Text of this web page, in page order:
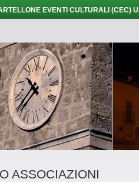
EVENTI CULTURALI (CEC)
ASSOCIAZIONI